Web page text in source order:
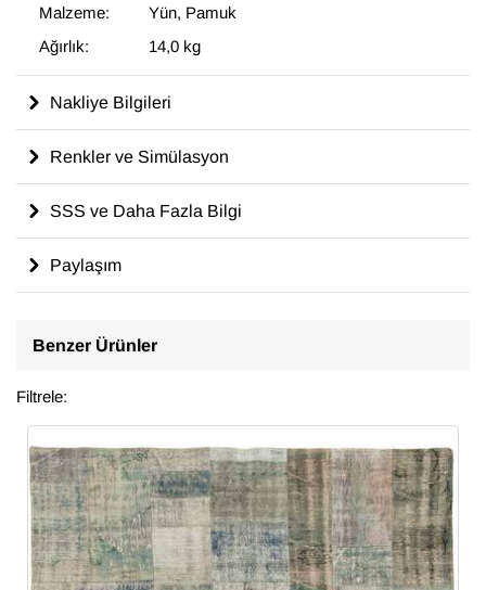
Malzeme:
Yün, Pamuk
Ağırlık:
14,0 kg
Nakliye Bilgileri
Renkler ve Simülasyon
SSS ve Daha Fazla Bilgi
Paylaşım
Benzer Ürünler
Filtrele: